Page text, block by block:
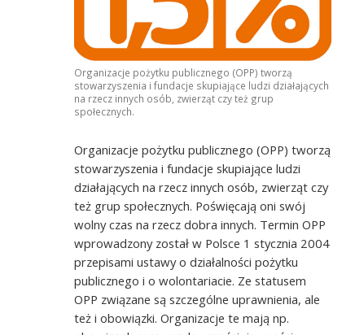
Organizacje pożytku publicznego (OPP) tworzą
stowarzyszenia i fundacje skupiające ludzi działających
na rzecz innych osób, zwierząt czy też grup
społecznych.
Organizacje pożytku publicznego (OPP) tworzą
stowarzyszenia i fundacje skupiające ludzi
działających na rzecz innych osób, zwierząt czy
też grup społecznych. Poświęcają oni swój
wolny czas na rzecz dobra innych. Termin OPP
wprowadzony został w Polsce 1 stycznia 2004
przepisami ustawy o działalności pożytku
publicznego i o wolontariacie. Ze statusem
OPP związane są szczególne uprawnienia, ale
też i obowiązki. Organizacje te mają np.